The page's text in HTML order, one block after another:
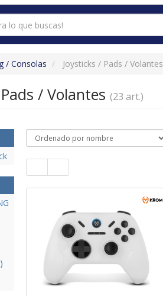
/ Consolas Joysticks / Pads / Volantes
/ Volantes (23 art.)